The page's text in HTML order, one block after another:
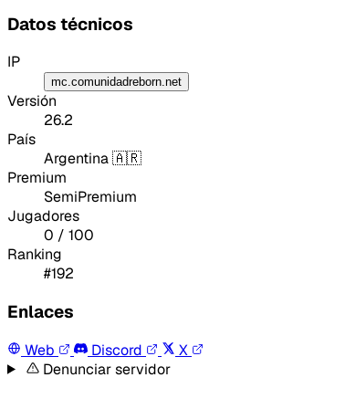
Datos técnicos
IP
mc.comunidadreborn.net
Versión
26.2
País
Argentina 🇦🇷
Premium
SemiPremium
Jugadores
0 / 100
Ranking
#192
Enlaces
Web Discord
X
Denunciar servidor